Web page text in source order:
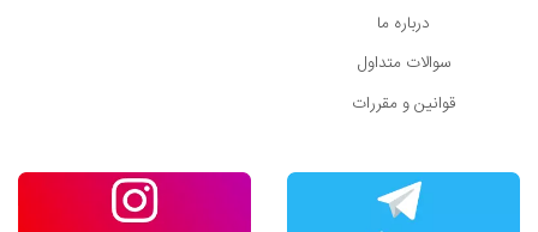
درباره ما
سوالات متداول
قوانین و مقررات